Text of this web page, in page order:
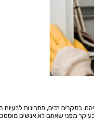
במקרים רבים, פתרונות
מפני שאתם לא אנשים